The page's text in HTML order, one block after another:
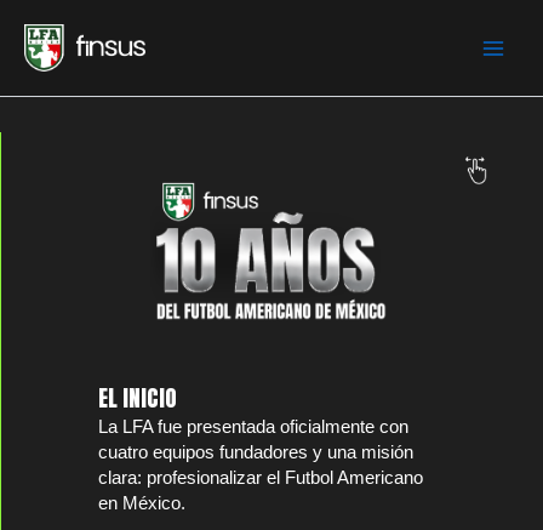
content
EL INICIO
La LFA fue presentada oficialmente con
cuatro equipos fundadores y una misión
clara: profesionalizar el Futbol Americano
en México.